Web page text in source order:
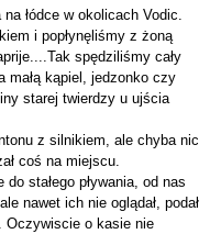
łódce w okolicach Vodic.
i popłynęliśmy z żoną
spędziliśmy cały
kąpiel, jedzonko czy
starej twierdzy u ujścia
z silnikiem, ale chyba nic
coś na miejscu.
stałego pływania, od nas
nawet ich nie oglądał, podał
Oczywiscie o kasie nie